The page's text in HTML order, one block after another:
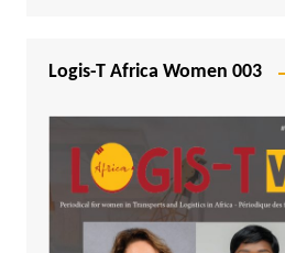
Logis-T Africa Women 003